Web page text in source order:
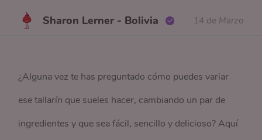
Sharon Lerner - Bolivia 14 de Marzo
¿Alguna vez te has preguntado cómo puedes variar
ese tallarín que sueles hacer, cambiando un par de
ingredientes y que sea fácil, sencillo y delicioso? Aquí